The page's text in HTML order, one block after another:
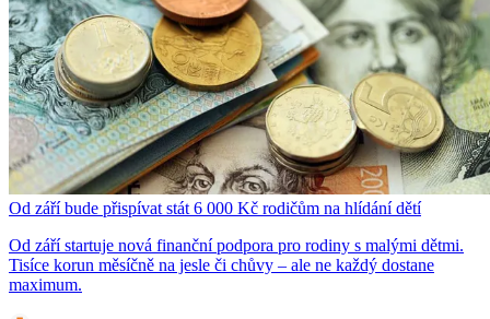
Od září bude přispívat stát 6 000 Kč rodičům na hlídání dětí
Od září startuje nová finanční podpora pro rodiny s malými dětmi.
Tisíce korun měsíčně na jesle či chůvy – ale ne každý dostane
maximum.